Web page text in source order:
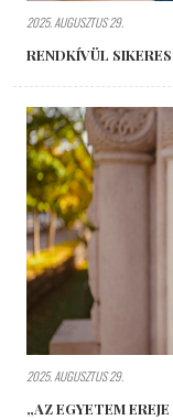
2025. AUGUSZTUS 29.
RENDKÍVÜL
2025. AUGUSZTUS 29.
„AZ EGYETEM